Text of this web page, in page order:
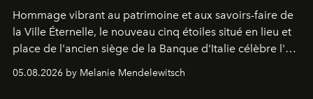
Hommage vibrant au patrimoine et aux savoirs-faire de
la Ville Éternelle, le nouveau cinq étoiles situé en lieu et
place de l'ancien siège de la Banque d'Italie célèbre l'art
de vivre Romain dans toute son élégance intemporelle.
05.08.2026 by Melanie Mendelewitsch